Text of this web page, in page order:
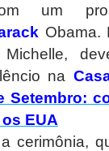
um
Obama.
na
Setembro:
EUA
cerimônia,